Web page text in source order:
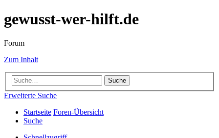
gewusst-wer-hilft.de
Forum
Zum Inhalt
Suche
Erweiterte Suche
Startseite Foren-Übersicht
Suche